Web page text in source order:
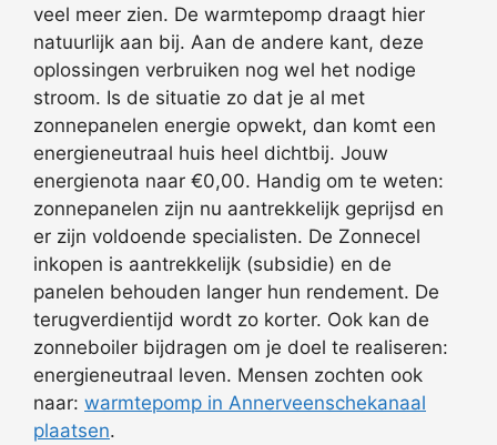
veel meer zien. De warmtepomp draagt hier
natuurlijk aan bij. Aan de andere kant, deze
oplossingen verbruiken nog wel het nodige
stroom. Is de situatie zo dat je al met
zonnepanelen energie opwekt, dan komt een
energieneutraal huis heel dichtbij. Jouw
energienota naar €0,00. Handig om te weten:
zonnepanelen zijn nu aantrekkelijk geprijsd en
er zijn voldoende specialisten. De Zonnecel
inkopen is aantrekkelijk (subsidie) en de
panelen behouden langer hun rendement. De
terugverdientijd wordt zo korter. Ook kan de
zonneboiler bijdragen om je doel te realiseren:
energieneutraal leven. Mensen zochten ook
naar: warmtepomp in Annerveenschekanaal
plaatsen.